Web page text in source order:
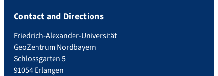
Contact and Directions
Friedrich-Alexander-Universität
GeoZentrum Nordbayern
Schlossgarten 5
91054 Erlangen